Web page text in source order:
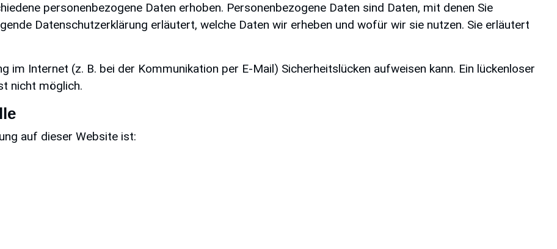
personenbezogene Daten erhoben. Personenbezogene Daten sind Daten, mit denen Sie
Datenschutzerklärung erläutert, welche Daten wir erheben und wofür wir sie nutzen. Sie erläutert
im Internet (z. B. bei der Kommunikation per E-Mail) Sicherheitslücken aufweisen kann. Ein lückenloser
nicht möglich.
auf dieser Website ist: